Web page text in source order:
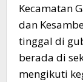
Kecamatan
dan
tinggal di
berada di
mengikuti